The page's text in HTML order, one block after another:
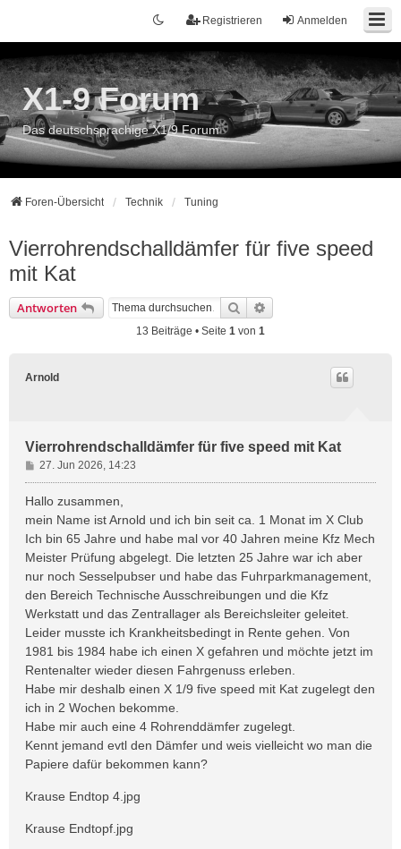
Anmelden
Registrieren
X1-9 Forum
Das deutschsprachige X1/9 Forum
Foren-Übersicht Technik Tuning
Vierrohrendschalldämfer für five speed
mit Kat
Antworten Suche
13 Beiträge • Seite 1 von 1
Arnold
Vierrohrendschalldämfer für five speed mit Kat
B
e
i
a
g
27. Jun 2026, 14:23
Hallo zusammen,
mein Name ist Arnold und ich bin seit ca. 1 Monat im X Club
Ich bin 65 Jahre und habe mal vor 40 Jahren meine Kfz Mech
Meister Prüfung abgelegt. Die letzten 25 Jahre war ich aber
nur noch Sesselpubser und habe das Fuhrparkmanagement,
den Bereich Technische Ausschreibungen und die Kfz
Werkstatt und das Zentrallager als Bereichsleiter geleitet.
Leider musste ich Krankheitsbedingt in Rente gehen. Von
1981 bis 1984 habe ich einen X gefahren und möchte jetzt im
Rentenalter wieder diesen Fahrgenuss erleben.
Habe mir deshalb einen X 1/9 five speed mit Kat zugelegt den
ich in 2 Wochen bekomme.
Habe mir auch eine 4 Rohrenddämfer zugelegt.
Kennt jemand evtl den Dämfer und weis vielleicht wo man die
Papiere dafür bekommen kann?
Krause Endtop 4.jpg
Krause Endtopf.jpg